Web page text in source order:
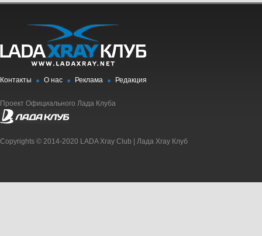
Контакты О нас Реклама Редакция
Проект Официального Лада Клуба
Copyrights © 2014-2020 LADA Xray Club | Лада Xray Клуб